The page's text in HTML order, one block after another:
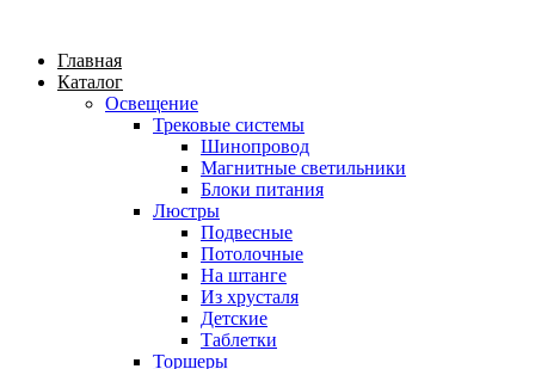
Главная
Каталог
Освещение
Трековые системы
Шинопровод
Магнитные светильники
Блоки питания
Люстры
Подвесные
Потолочные
На штанге
Из хрусталя
Детские
Таблетки
Торшеры